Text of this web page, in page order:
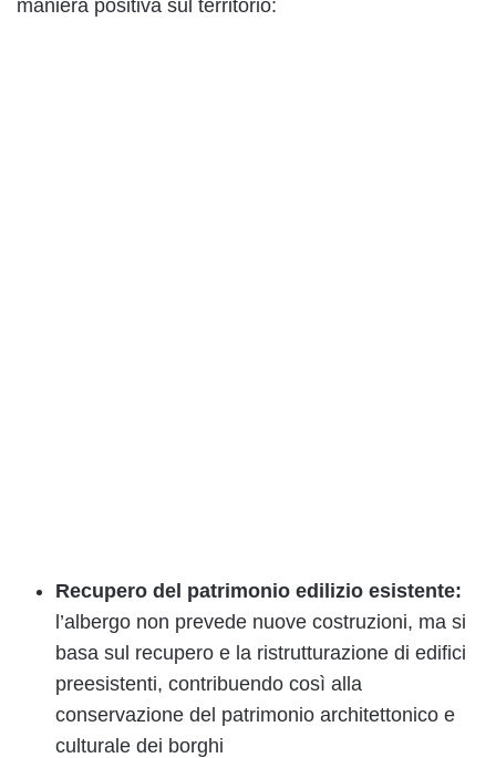
maniera positiva sul territorio:
Recupero del patrimonio edilizio esistente:
l’albergo non prevede nuove costruzioni, ma si
basa sul recupero e la ristrutturazione di edifici
preesistenti, contribuendo così alla
conservazione del patrimonio architettonico e
culturale dei borghi